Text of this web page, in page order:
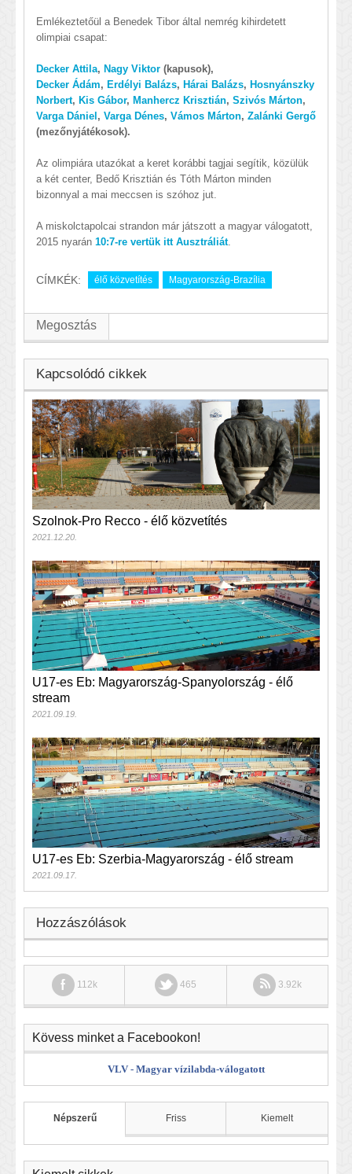
Emlékeztetőül a Benedek Tibor által nemrég kihirdetett
olimpiai csapat:
Decker Attila, Nagy Viktor (kapusok),
Decker Ádám, Erdélyi Balázs, Hárai Balázs, Hosnyánszky
Norbert, Kis Gábor, Manhercz Krisztián, Szivós Márton,
Varga Dániel , Varga Dénes, Vámos Márton, Zalánki Gergő
(mezőnyjátékosok).
Az olimpiára utazókat a keret korábbi tagjai segítik, közülük
a két center, Bedő Krisztián és Tóth Márton minden
bizonnyal a mai meccsen is szóhoz jut.
A miskolctapolcai strandon már játszott a magyar válogatott,
2015 nyarán 10:7-re vertük itt Ausztráliát.
CÍMKÉK: élő közvetítés Magyarország-Brazília
Megosztás
Kapcsolódó cikkek
Szolnok-Pro Recco - élő közvetítés
2021.12.20.
U17-es Eb: Magyarország-Spanyolország - élő
stream
2021.09.19.
U17-es Eb: Szerbia-Magyarország - élő stream
2021.09.17.
Hozzászólások
112k 465 3.92k
Kövess minket a Facebookon!
VLV - Magyar vízilabda-válogatott
Népszerű Friss Kiemelt